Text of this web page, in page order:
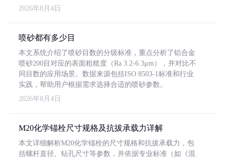
2026年8月4日
喷砂都有多少目
本文系统介绍了喷砂目数的分级标准，重点分析了铝合金
喷砂200目对应的表面粗糙度（Ra 3.2-6.3μm），并对比不
同目数的应用场景。数据来源包括ISO 8503-1标准和行业
实践，帮助用户根据需求选择合适的喷砂参数。
2026年8月4日
M20化学锚栓尺寸规格及抗拔承载力详解
本文详细解析M20化学锚栓的尺寸规格和抗拔承载力，包
括螺杆直径、钻孔尺寸等参数，并依据专业标准（如《混